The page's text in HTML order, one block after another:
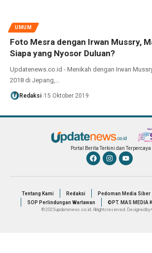
UMUM
Foto Mesra dengan Irwan Mussry,
Siapa yang Nyosor Duluan?
Updatenews.co.id - Menikah dengan Irwan
2018 di Jepang,…
Redaksi 15 Oktober 2019
Portal Berita Terkini dan Terpercaya
Tentang Kami Redaksi Pedoman Media Siber
SOP Perlindungan Wartawan
©PT. MAS MEDIA
© 2025 updatenews.co.id. All rights reserved. Designed by